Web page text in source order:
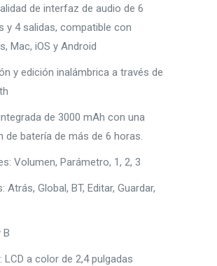
de interfaz de audio de 6
y 4 salidas, compatible con
Mac, iOS y Android
y edición inalámbrica a través de
de 3000 mAh con una
de batería de más de 6 horas.
Volumen, Parámetro, 1, 2, 3
Atrás, Global, BT, Editar, Guardar,
B
LCD a color de 2,4 pulgadas